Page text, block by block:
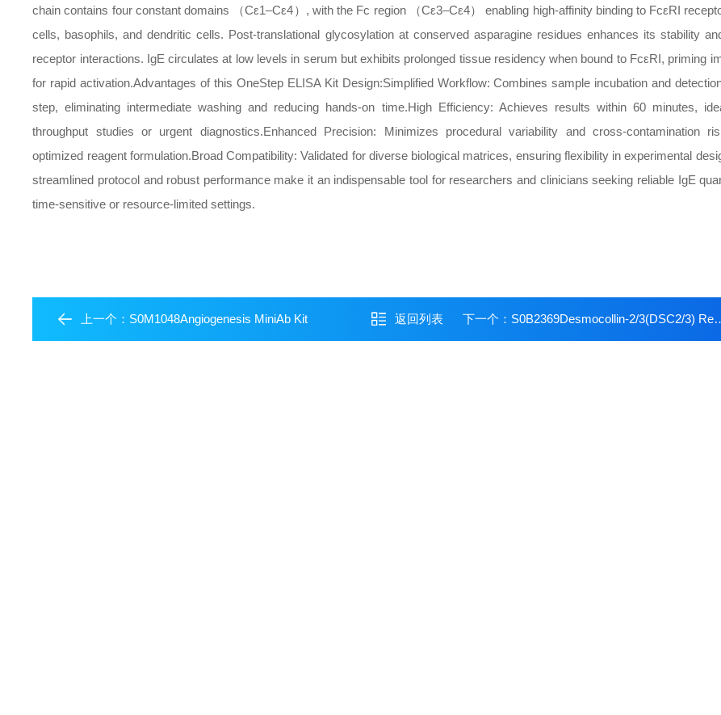
chain contains four constant domains （Cε1–Cε4）, with the Fc region （Cε3–Cε4） enabling high-affinity binding to FcεRI
cells, basophils, and dendritic cells. Post-translational glycosylation at conserved asparagine residues enhances its stability
receptor interactions. IgE circulates at low levels in serum but exhibits prolonged tissue residency when bound to FcεRI, priming
for rapid activation.Advantages of this OneStep ELISA Kit Design:Simplified Workflow: Combines sample incubation and
step, eliminating intermediate washing and reducing hands-on time.High Efficiency: Achieves results within 60 minutes,
throughput studies or urgent diagnostics.Enhanced Precision: Minimizes procedural variability and cross-contamination
optimized reagent formulation.Broad Compatibility: Validated for diverse biological matrices, ensuring flexibility in experimental
streamlined protocol and robust performance make it an indispensable tool for researchers and clinicians seeking reliable IgE
time-sensitive or resource-limited settings.
上一个： S0M1048Angiogenesis MiniAb Kit 返回列表 下一个： S0B2369Desmocollin-2/3(DSC2/3) Recombinant Rabbit mAb (SDT-2102-59)